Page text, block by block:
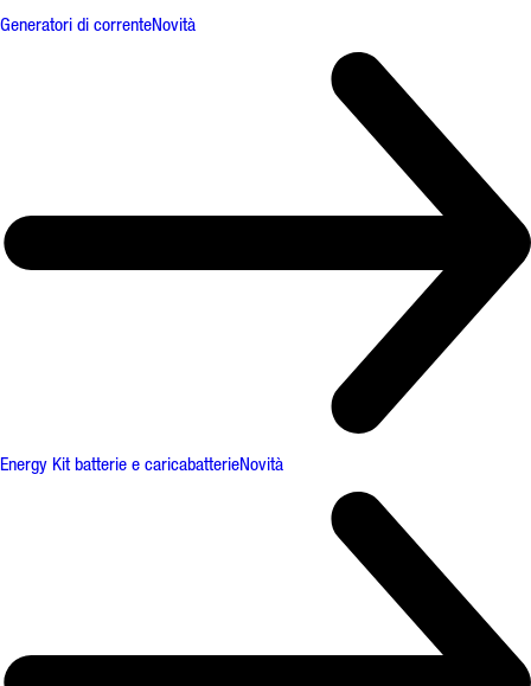
Generatori di correnteNovità
Energy Kit batterie e caricabatterieNovità